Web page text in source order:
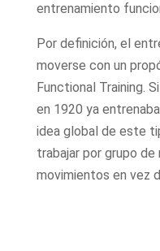
entrenamiento
Por definición, el
moverse con un
Functional Training.
en 1920 ya
idea global de este
trabajar por grupo de
movimientos en vez